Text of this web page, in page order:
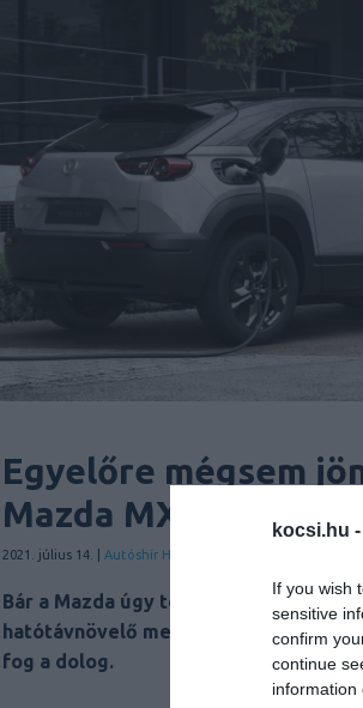
kocsi.hu -
If you wish
sensitive
confirm
continue
information
Egyelőre mégsem
Mazda MX-30
2021. július 14. | Autóshír Hírek
Bár a Mazda úgy tervezte, hogy már
hatótávnövelő megoldásként
fog a dolog.